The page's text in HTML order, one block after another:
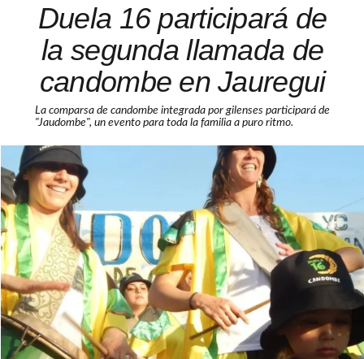
Duela 16 participará de
la segunda llamada de
candombe en Jauregui
La comparsa de candombe integrada por gilenses participará de
"Jaudombe", un evento para toda la familia a puro ritmo.